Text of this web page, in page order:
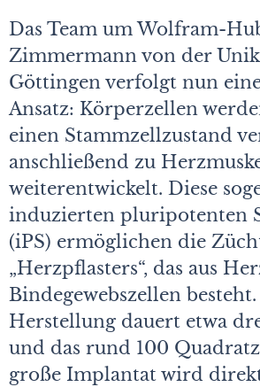
Das Team um Wolfram-
Zimmermann von der
Göttingen verfolgt nun
Ansatz: Körperzellen
einen Stammzellzustand
anschließend zu
weiterentwickelt. Diese
induzierten pluripotenten
(iPS) ermöglichen die
„Herzpflasters“, das aus
Bindegewebszellen
Herstellung dauert etwa
und das rund 100
große Implantat wird